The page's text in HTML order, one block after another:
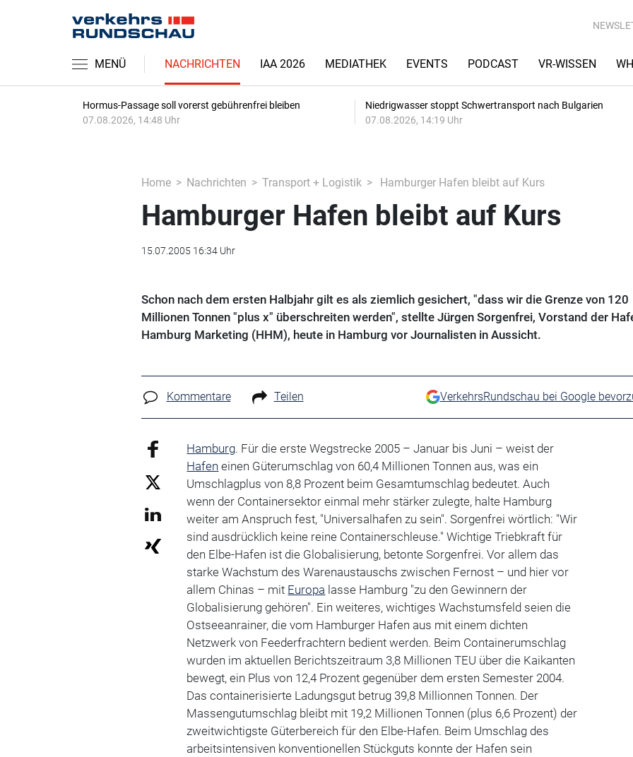
MENÜ NACHRICHTEN IAA 2026 MEDIATHEK EVENTS PODCAST VR-WISSEN
Hormus-Passage soll vorerst gebührenfrei bleiben
07.08.2026, 14:48 Uhr
Niedrigwasser stoppt Schwertransport nach Bulgarien
07.08.2026, 14:19 Uhr
Home Nachrichten Transport + Logistik Hamburger Hafen bleibt auf Kurs
Hamburger Hafen bleibt auf Kurs
15.07.2005 16:34 Uhr
Schon nach dem ersten Halbjahr gilt es als ziemlich gesichert, "dass wir die Grenze von 120
Millionen Tonnen "plus x" überschreiten werden", stellte Jürgen Sorgenfrei, Vorstand der
Hamburg Marketing (HHM), heute in Hamburg vor Journalisten in Aussicht.
Kommentare Teilen VerkehrsRundschau bei Google
Hamburg. Für die erste Wegstrecke 2005 – Januar bis Juni – weist der
Hafen einen Güterumschlag von 60,4 Millionen Tonnen aus, was ein
Umschlagplus von 8,8 Prozent beim Gesamtumschlag bedeutet. Auch
wenn der Containersektor einmal mehr stärker zulegte, halte Hamburg
weiter am Anspruch fest, "Universalhafen zu sein". Sorgenfrei wörtlich: "Wir
sind ausdrücklich keine reine Containerschleuse." Wichtige Triebkraft für
den Elbe-Hafen ist die Globalisierung, betonte Sorgenfrei. Vor allem das
starke Wachstum des Warenaustauschs zwischen Fernost – und hier vor
allem Chinas – mit Europa lasse Hamburg "zu den Gewinnern der
Globalisierung gehören". Ein weiteres, wichtiges Wachstumsfeld seien die
Ostseeanrainer, die vom Hamburger Hafen aus mit einem dichten
Netzwerk von Feederfrachtern bedient werden. Beim Containerumschlag
wurden im aktuellen Berichtszeitraum 3,8 Millionen TEU über die Kaikanten
bewegt, ein Plus von 12,4 Prozent gegenüber dem ersten Semester 2004.
Das containerisierte Ladungsgut betrug 39,8 Millionnen Tonnen. Der
Massengutumschlag bleibt mit 19,2 Millionen Tonnen (plus 6,6 Prozent) der
zweitwichtigste Güterbereich für den Elbe-Hafen. Beim Umschlag des
arbeitsintensiven konventionellen Stückguts konnte der Hafen sein